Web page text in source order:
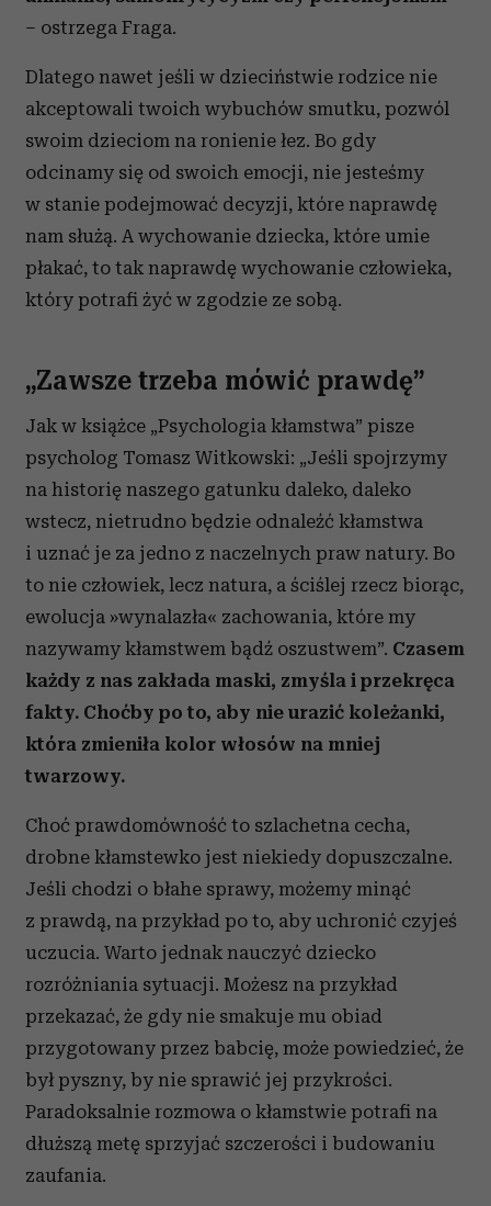
– ostrzega Fraga.
Dlatego nawet jeśli w dzieciństwie rodzice nie
akceptowali twoich wybuchów smutku, pozwól
swoim dzieciom na ronienie łez. Bo gdy
odcinamy się od swoich emocji, nie jesteśmy
w stanie podejmować decyzji, które naprawdę
nam służą. A wychowanie dziecka, które umie
płakać, to tak naprawdę wychowanie człowieka,
który potrafi żyć w zgodzie ze sobą.
„Zawsze trzeba mówić prawdę”
Jak w książce „Psychologia kłamstwa” pisze
psycholog Tomasz Witkowski: „Jeśli spojrzymy
na historię naszego gatunku daleko, daleko
wstecz, nietrudno będzie odnaleźć kłamstwa
i uznać je za jedno z naczelnych praw natury. Bo
to nie człowiek, lecz natura, a ściślej rzecz biorąc,
ewolucja »wynalazła« zachowania, które my
nazywamy kłamstwem bądź oszustwem”. Czasem
każdy z nas zakłada maski, zmyśla i przekręca
fakty. Choćby po to, aby nie urazić koleżanki,
która zmieniła kolor włosów na mniej
twarzowy.
Choć prawdomówność to szlachetna cecha,
drobne kłamstewko jest niekiedy dopuszczalne.
Jeśli chodzi o błahe sprawy, możemy minąć
z prawdą, na przykład po to, aby uchronić czyjeś
uczucia. Warto jednak nauczyć dziecko
rozróżniania sytuacji. Możesz na przykład
przekazać, że gdy nie smakuje mu obiad
przygotowany przez babcię, może powiedzieć, że
był pyszny, by nie sprawić jej przykrości.
Paradoksalnie rozmowa o kłamstwie potrafi na
dłuższą metę sprzyjać szczerości i budowaniu
zaufania.